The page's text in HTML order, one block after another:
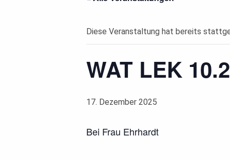
Diese Veranstaltung hat bereits
WAT LEK
17. Dezember 2025
Bei Frau Ehrhardt